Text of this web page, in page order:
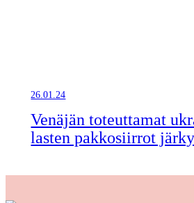
26.01.24
Venäjän toteuttamat
lasten pakkosiirrot